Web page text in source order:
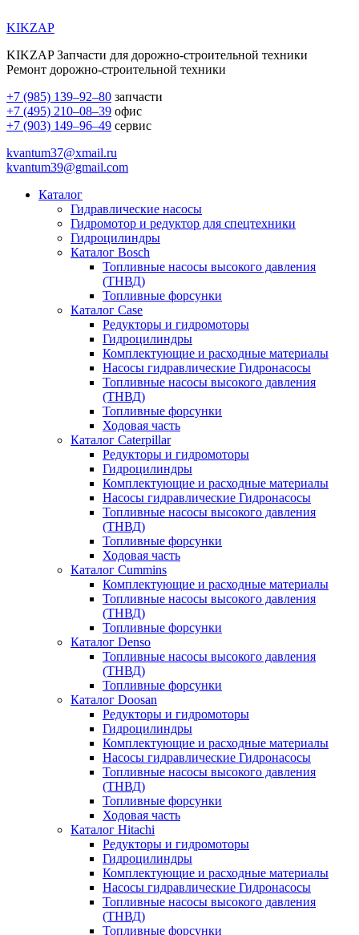
KIKZAP
KIKZAP Запчасти для дорожно-строительной техники
Ремонт дорожно-строительной техники
+7 (985) 139–92–80 запчасти
+7 (495) 210–08–39 офис
+7 (903) 149–96–49 сервис
kvantum37@xmail.ru
kvantum39@gmail.com
Каталог
Гидравлические насосы
Гидромотор и редуктор для спецтехники
Гидроцилиндры
Каталог Bosch
Топливные насосы высокого давления
(ТНВД)
Топливные форсунки
Каталог Case
Редукторы и гидромоторы
Гидроцилиндры
Комплектующие и расходные материалы
Насосы гидравлические Гидронасосы
Топливные насосы высокого давления
(ТНВД)
Топливные форсунки
Ходовая часть
Каталог Caterpillar
Редукторы и гидромоторы
Гидроцилиндры
Комплектующие и расходные материалы
Насосы гидравлические Гидронасосы
Топливные насосы высокого давления
(ТНВД)
Топливные форсунки
Ходовая часть
Каталог Cummins
Комплектующие и расходные материалы
Топливные насосы высокого давления
(ТНВД)
Топливные форсунки
Каталог Denso
Топливные насосы высокого давления
(ТНВД)
Топливные форсунки
Каталог Doosan
Редукторы и гидромоторы
Гидроцилиндры
Комплектующие и расходные материалы
Насосы гидравлические Гидронасосы
Топливные насосы высокого давления
(ТНВД)
Топливные форсунки
Ходовая часть
Каталог Hitachi
Редукторы и гидромоторы
Гидроцилиндры
Комплектующие и расходные материалы
Насосы гидравлические Гидронасосы
Топливные насосы высокого давления
(ТНВД)
Топливные форсунки